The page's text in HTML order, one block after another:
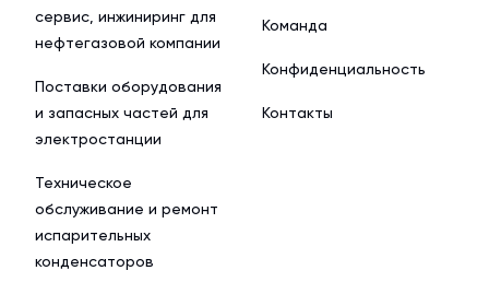
сервис, инжиниринг для
нефтегазовой компании
Поставки оборудования
и запасных частей для
электростанции
Техническое
обслуживание и ремонт
испарительных
конденсаторов
Команда
Конфиденциальность
Контакты